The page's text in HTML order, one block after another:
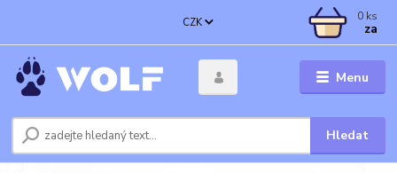
Menu
CZK
Hledat
0 ks
za